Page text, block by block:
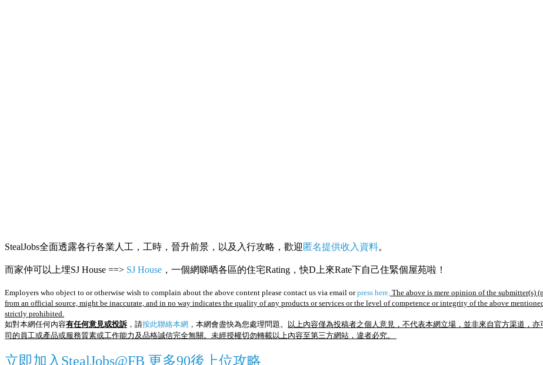
StealJobs全面透露各行各業人工，工時，晉升前景，以及入行攻略，歡迎 匿名提供收入資料。
而家仲可以上埋SJ House ==> SJ House ，一個網睇晒各區的住宅Rating，快D上來Rate下自己住緊個屋苑啦！
Employers who object to or otherwise wish to complain about the above content please contact us via email orpress here. The above is mere opinion of the submitter(s)
from an official source, might be inaccurate, and in no way indicates the quality of any products or services or the level of competence or integrity of the above
strictly prohibited.
如對本網任何內容有任何意見或投訴 ，請按此聯絡本網 ，本網會盡快為您處理問題。
以上內容僅為投稿者之個人意見，不代表本網立場，並非來自官方渠道，
司的員工或產品或服務質素或工作能力及品格誠信完全無關。未經授權切勿轉載以上內容至第三方網站，違者必究。
立即加入StealJobs@FB 更多90後上位攻略